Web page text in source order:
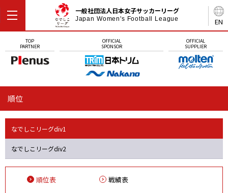
EN
一般社団法人日本女子サッカーリーグ
Japan Women's Football League
TOP
PARTNER
OFFICIAL
SPONSOR
OFFICIAL
SUPPLIER
順位
なでしこリーグdiv1
なでしこリーグdiv2
順位表 戦績表